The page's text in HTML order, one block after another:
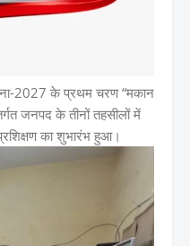
2027 के प्रथम चरण “मकान
जनपद के तीनों तहसीलों में
का शुभारंभ हुआ।